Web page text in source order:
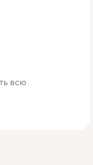
всю